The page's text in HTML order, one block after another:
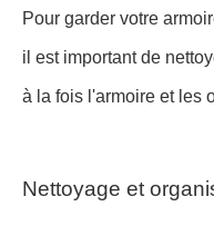
Pour garder votre
il est important de
à la fois l'armoire et les
Nettoyage et